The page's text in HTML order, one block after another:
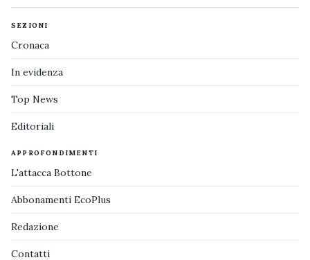
SEZIONI
Cronaca
In evidenza
Top News
Editoriali
APPROFONDIMENTI
L'attacca Bottone
Abbonamenti EcoPlus
Redazione
Contatti